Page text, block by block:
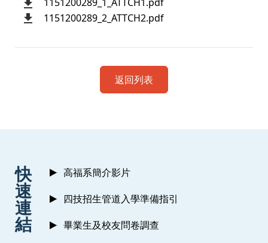
1151200289_2_ATTCH2.pdf
返回列表
:::
快
速
連
結
高福系簡介影片
四技招生管道入學準備指引
畢業生及校友問卷調查